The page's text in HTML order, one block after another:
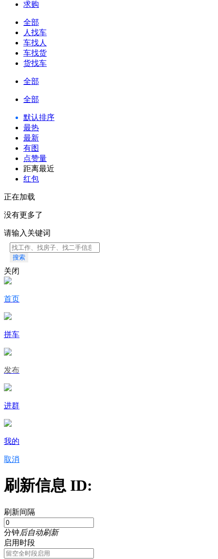
求购
全部
人找车
车找人
车找货
货找车
全部
全部
默认排序
最热
最新
有图
点赞量
距离最近
红包
正在加载
没有更多了
请输入关键词
搜索
关闭
首页
拼车
发布
进群
我的
取消
刷新信息 ID:
刷新间隔
分钟后自动刷新
启用时段